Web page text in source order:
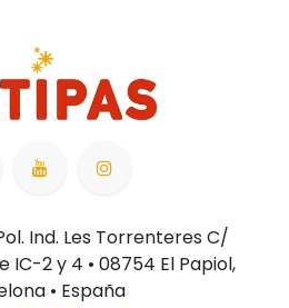
Ind. Les Torrenteres C/
IC-2 y 4 • 08754 El Papiol,
• España